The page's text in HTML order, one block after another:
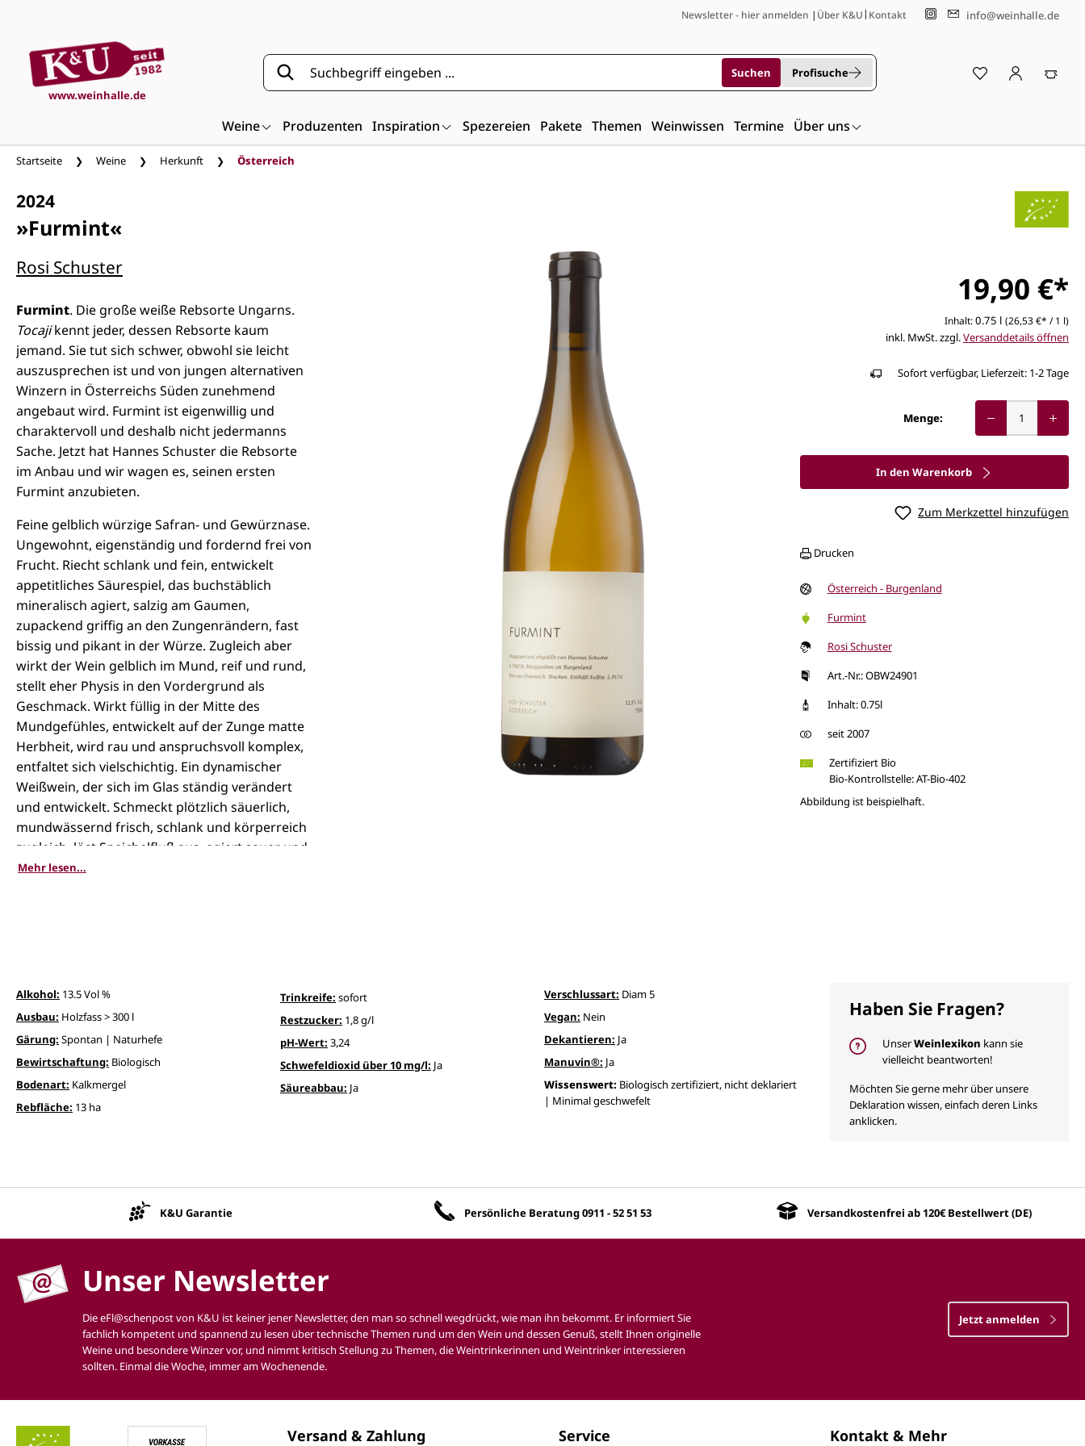
Newsletter - hier anmelden | Über K&U| Kontakt info@weinhalle.de
www.weinhalle.de
Suchen Profisuche
Weine Produzenten Inspiration Spezereien Pakete Themen Weinwissen Termine Über uns
Startseite Weine Herkunft Österreich
2024
»Furmint«
Rosi Schuster
Furmint. Die große weiße Rebsorte Ungarns.
Tocajikennt jeder, dessen Rebsorte kaum
jemand. Sie tut sich schwer, obwohl sie leicht
auszusprechen ist und von jungen alternativen
Winzern in Österreichs Süden zunehmend
angebaut wird. Furmint ist eigenwillig und
charaktervoll und deshalb nicht jedermanns
Sache. Jetzt hat Hannes Schuster die Rebsorte
im Anbau und wir wagen es, seinen ersten
Furmint anzubieten.
Feine gelblich würzige Safran- und Gewürznase.
Ungewohnt, eigenständig und fordernd frei von
Frucht. Riecht schlank und fein, entwickelt
appetitliches Säurespiel, das buchstäblich
mineralisch agiert, salzig am Gaumen,
zupackend griffig an den Zungenrändern, fast
bissig und pikant in der Würze. Zugleich aber
wirkt der Wein gelblich im Mund, reif und rund,
stellt eher Physis in den Vordergrund als
Geschmack. Wirkt füllig in der Mitte des
Mundgefühles, entwickelt auf der Zunge matte
Herbheit, wird rau und anspruchsvoll komplex,
entfaltet sich vielschichtig. Ein dynamischer
Weißwein, der sich im Glas ständig verändert
und entwickelt. Schmeckt plötzlich säuerlich,
mundwässernd frisch, schlank und körperreich
zugleich, löst Speichelfluß aus, agiert sauer und
karg, ohne mager zu sein, und dann endlich
Mehr lesen...
19,90 €*
Inhalt:0.75 l (26,53 €* / 1 l)
inkl. MwSt. zzgl.Versanddetails öffnen
Sofort verfügbar, Lieferzeit: 1-2 Tage
Menge:
In den Warenkorb
Zum Merkzettel hinzufügen
Drucken
Österreich - Burgenland
Furmint
Rosi Schuster
Art.-Nr.: OBW24901
Inhalt: 0.75l
seit 2007
Zertifiziert Bio
Bio-Kontrollstelle: AT-Bio-402
Abbildung ist beispielhaft.
Alkohol: 13.5 Vol %
Ausbau: Holzfass > 300 l
Gärung: Spontan | Naturhefe
Bewirtschaftung: Biologisch
Bodenart: Kalkmergel
Rebfläche: 13 ha
Trinkreife: sofort
Restzucker: 1,8 g/l
pH-Wert: 3,24
Schwefeldioxid über 10 mg/l: Ja
Säureabbau: Ja
Verschlussart: Diam 5
Vegan: Nein
Dekantieren: Ja
Manuvin®: Ja
Wissenswert: Biologisch zertifiziert, nicht deklariert
| Minimal geschwefelt
Haben Sie Fragen?
UnserWeinlexikon kann sie
vielleicht beantworten!
Möchten Sie gerne mehr über unsere
Deklaration wissen, einfach deren Links
anklicken.
Unsere Vorteile
K&U Garantie Persönliche Beratung0911 - 52 51 53 Versandkostenfrei ab 120€ Bestellwert (DE)
Unser Newsletter
Die eFl@schenpost von K&U ist keiner jener Newsletter, den man so schnell wegdrückt, wie man ihn bekommt. Er informiert Sie
fachlich kompetent und spannend zu lesen über technische Themen rund um den Wein und dessen Genuß, stellt Ihnen originelle
Weine und besondere Winzer vor, und nimmt kritisch Stellung zu Themen, die Weintrinkerinnen und Weintrinker interessieren
sollten. Einmal die Woche, immer am Wochenende.
Jetzt anmelden
Versand & Zahlung Service Kontakt & Mehr